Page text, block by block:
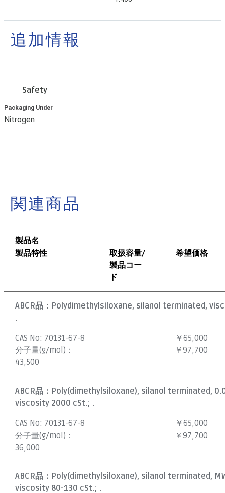
追加情報
Safety
Packaging Under
Nitrogen
関連商品
製品名
製品特性
取扱容量/
製品コー
ド
希望価格
ABCR品： Polydimethylsiloxane, silanol terminated,
.
CAS No: 70131-67-8
分子量(g/mol)：
43,500
￥65,000
￥97,700
ABCR品： Poly(dimethylsiloxane), silanol terminated,
viscosity 2000 cSt.; .
CAS No: 70131-67-8
分子量(g/mol)：
36,000
￥65,000
￥97,700
ABCR品： Poly(dimethylsiloxane), silanol terminated,
viscosity 80-130 cSt.; .